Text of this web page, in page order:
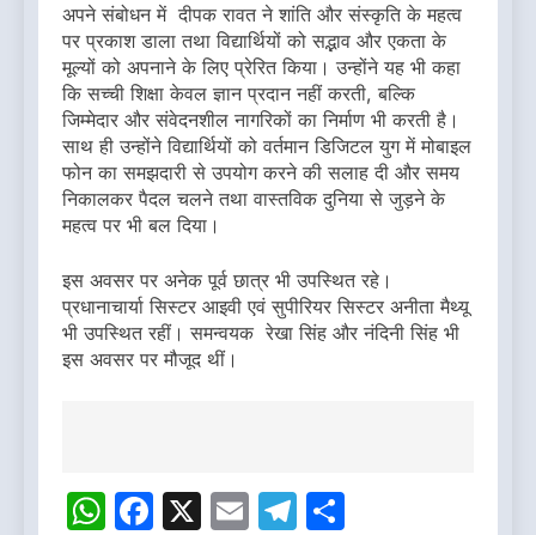
अपने संबोधन में दीपक रावत ने शांति और संस्कृति के महत्व
पर प्रकाश डाला तथा विद्यार्थियों को सद्भाव और एकता के
मूल्यों को अपनाने के लिए प्रेरित किया। उन्होंने यह भी कहा
कि सच्ची शिक्षा केवल ज्ञान प्रदान नहीं करती, बल्कि
जिम्मेदार और संवेदनशील नागरिकों का निर्माण भी करती है।
साथ ही उन्होंने विद्यार्थियों को वर्तमान डिजिटल युग में मोबाइल
फोन का समझदारी से उपयोग करने की सलाह दी और समय
निकालकर पैदल चलने तथा वास्तविक दुनिया से जुड़ने के
महत्व पर भी बल दिया।
इस अवसर पर अनेक पूर्व छात्र भी उपस्थित रहे।
प्रधानाचार्या सिस्टर आइवी एवं सुपीरियर सिस्टर अनीता मैथ्यू
भी उपस्थित रहीं। समन्वयक रेखा सिंह और नंदिनी सिंह भी
इस अवसर पर मौजूद थीं।
navigation
WhatsApp
Facebook
X EmailTelegram